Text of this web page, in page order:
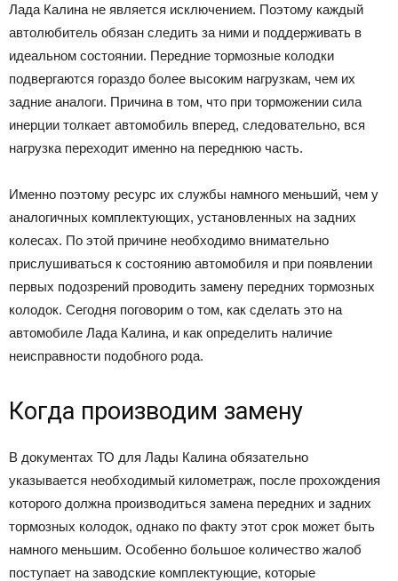
Лада Калина не является исключением. Поэтому каждый
автолюбитель обязан следить за ними и поддерживать в
идеальном состоянии. Передние тормозные колодки
подвергаются гораздо более высоким нагрузкам, чем их
задние аналоги. Причина в том, что при торможении сила
инерции толкает автомобиль вперед, следовательно, вся
нагрузка переходит именно на переднюю часть.
Именно поэтому ресурс их службы намного меньший, чем у
аналогичных комплектующих, установленных на задних
колесах. По этой причине необходимо внимательно
прислушиваться к состоянию автомобиля и при появлении
первых подозрений проводить замену передних тормозных
колодок. Сегодня поговорим о том, как сделать это на
автомобиле Лада Калина, и как определить наличие
неисправности подобного рода.
Когда производим замену
В документах ТО для Лады Калина обязательно
указывается необходимый километраж, после прохождения
которого должна производиться замена передних и задних
тормозных колодок, однако по факту этот срок может быть
намного меньшим. Особенно большое количество жалоб
поступает на заводские комплектующие, которые